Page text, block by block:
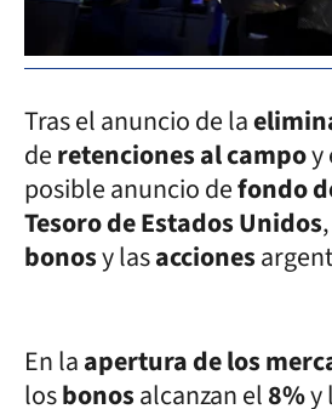
Tras el anuncio de la
deretenciones al campoy
posible anuncio defondo
Tesoro de Estados Unidos,
bonosy lasacciones
En laapertura de los
losbonosalcanzan el8%y